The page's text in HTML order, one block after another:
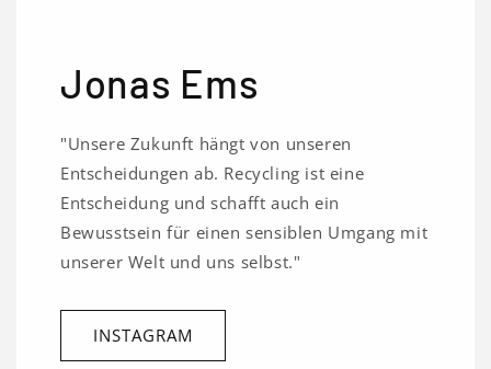
Jonas Ems
"Unsere Zukunft hängt von unseren
Entscheidungen ab. Recycling ist eine
Entscheidung und schafft auch ein
Bewusstsein für einen sensiblen Umgang mit
unserer Welt und uns selbst."
INSTAGRAM